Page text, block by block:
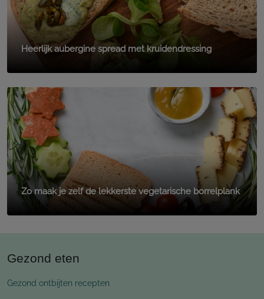
Heerlijk aubergine spread met kruidendressing
Zo maak je zelf de lekkerste vegetarische borrelplank
Gezond eten
Gezond ontbijten recepten